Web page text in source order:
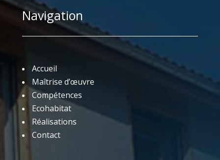
Navigation
Accueil
Maîtrise d’œuvre
Compétences
Ecohabitat
Réalisations
Contact